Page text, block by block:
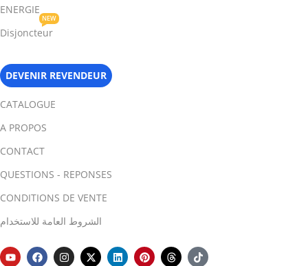
ENERGIE
Disjoncteur
NEW
DEVENIR REVENDEUR
CATALOGUE
A PROPOS
CONTACT
QUESTIONS - REPONSES
CONDITIONS DE VENTE
الشروط العامة للاستخدام